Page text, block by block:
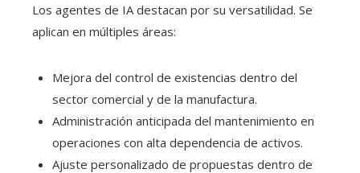
Los agentes de IA destacan por su versatilidad. Se
aplican en múltiples áreas:
Mejora del control de existencias dentro del
sector comercial y de la manufactura.
Administración anticipada del mantenimiento en
operaciones con alta dependencia de activos.
Ajuste personalizado de propuestas dentro de